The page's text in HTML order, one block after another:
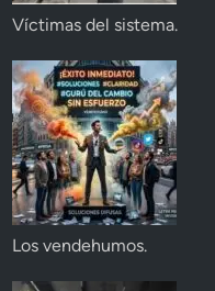
Víctimas del sistema.
Los vendehumos.